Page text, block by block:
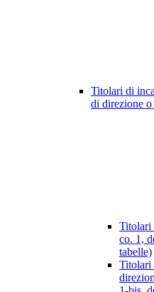
Titolari di
di direzione
Titolari
co. 1,
tabelle)
Titolari